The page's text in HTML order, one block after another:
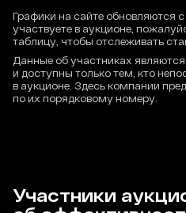
Графики на сайте обновляются
участвуете в аукционе,
таблицу, чтобы отслеживать
Данные об участниках
и доступны только тем, кто
в аукционе. Здесь компании
по их порядковому номеру.
Участники